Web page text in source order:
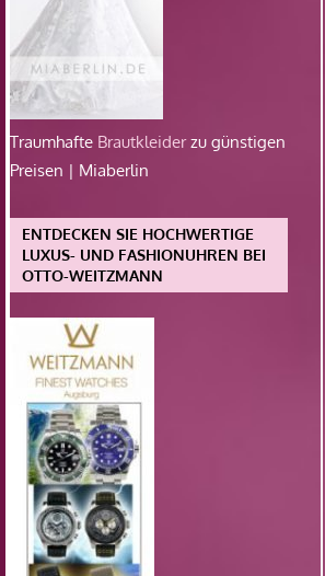
Traumhafte Brautkleiderzu günstigen
Preisen | Miaberlin
ENTDECKEN SIE HOCHWERTIGE
LUXUS- UND FASHIONUHREN BEI
OTTO-WEITZMANN